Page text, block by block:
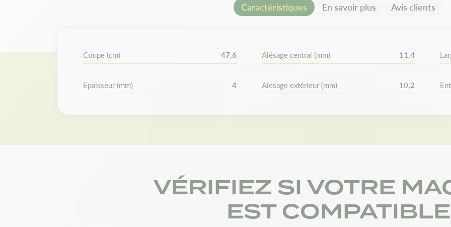
Compatibilité
Vérifiez les dimensions/
Caractéristiques En savoir plus Avis clients
Coupe (cm) 47,6 Alésage central (mm) 11,4
Epaisseur (mm) 4 Alésage extérieur (mm) 10,2
VÉRIFIEZ SI VOTRE
EST COMPATIBLE